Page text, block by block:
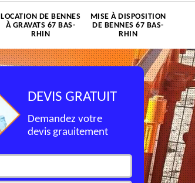
LOCATION DE BENNES
À GRAVATS 67 BAS-
RHIN
MISE À DISPOSITION
DE BENNES 67 BAS-
RHIN
DEVIS GRATUIT
Demandez votre
devis grauitement